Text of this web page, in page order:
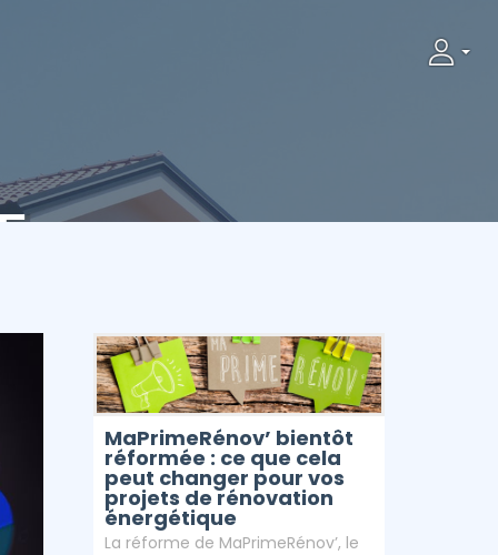
:
MaPrimeRénov’ bientôt
réformée : ce que cela
peut changer pour vos
projets de rénovation
énergétique
La réforme de MaPrimeRénov’, le